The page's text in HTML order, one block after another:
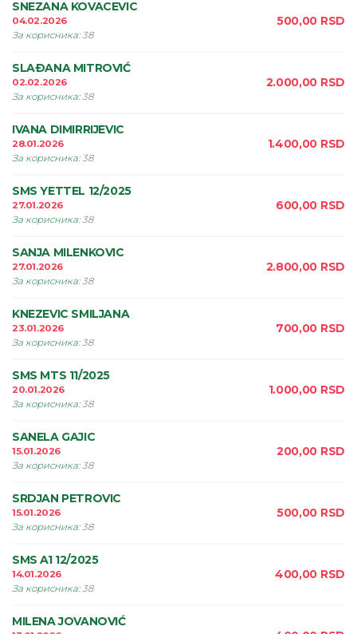
SNEZANA KOVACEVIC
04.02.2026
За корисника:38
500,00 RSD
SLAÐANA MITROVIĆ
02.02.2026
За корисника:38
2.000,00 RSD
IVANA DIMIRRIJEVIC
28.01.2026
За корисника:38
1.400,00 RSD
SMS YETTEL 12/2025
27.01.2026
За корисника:38
600,00 RSD
SANJA MILENKOVIC
27.01.2026
За корисника:38
2.800,00 RSD
KNEZEVIC SMILJANA
23.01.2026
За корисника:38
700,00 RSD
SMS MTS 11/2025
20.01.2026
За корисника:38
1.000,00 RSD
SANELA GAJIC
15.01.2026
За корисника:38
200,00 RSD
SRDJAN PETROVIC
15.01.2026
За корисника:38
500,00 RSD
SMS A1 12/2025
14.01.2026
За корисника:38
400,00 RSD
MILENA JOVANOVIĆ